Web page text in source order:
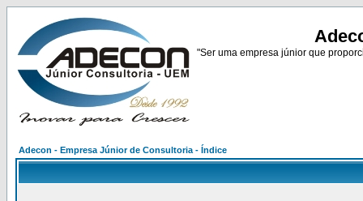
"Ser uma empresa júnior que
Adecon - Empresa Júnior de Consultoria - Índice